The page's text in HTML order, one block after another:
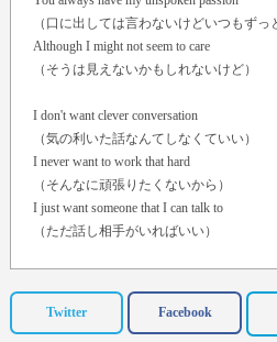
（口に出しては言わないけどいつもずっ
Although I might not seem to care
（そうは見えないかもしれないけど）
I don't want clever conversation
（気の利いた話なんてしなくていい）
I never want to work that hard
（そんなに頑張りたくないから）
I just want someone that I can talk to
（ただ話し相手がいればいい）
Twitter Facebook